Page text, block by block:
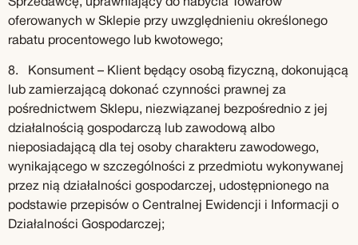
oferowanych w Sklepie przy uwzględnieniu określonego
rabatu procentowego lub kwotowego;
8. Konsument – Klient będący osobą fizyczną, dokonującą
lub zamierzającą dokonać czynności prawnej za
pośrednictwem Sklepu, niezwiązanej bezpośrednio z jej
działalnością gospodarczą lub zawodową albo
nieposiadającą dla tej osoby charakteru zawodowego,
wynikającego w szczególności z przedmiotu wykonywanej
przez nią działalności gospodarczej, udostępnionego na
podstawie przepisów o Centralnej Ewidencji i Informacji o
Działalności Gospodarczej;